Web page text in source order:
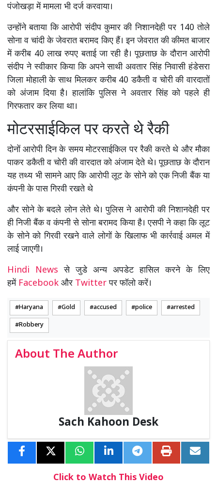
पंजोखड़ा में मामला भी दर्ज करवाया।
उन्होंने बताया कि आरोपी संदीप कुमार की निशानदेही पर 140 तोले
सोना व चांदी के जेवरात बरामद किए हैं। इन जेवरात की कीमत बाजार
में करीब 40 लाख रुपए बताई जा रही है। पूछताछ के दौरान आरोपी
संदीप ने स्वीकार किया कि अपने साथी अवतार सिंह निवासी हंडेसरा
जिला मोहाली के साथ मिलकर करीब 40 डकैती व चोरी की वारदातों
को अंजाम दिया है। हालांकि पुलिस ने अवतार सिंह को पहले ही
गिरफतार कर लिया था।
मोटरसाईकिल पर करते थे रैकी
दोनों आरोपी दिन के समय मोटरसाईकिल पर रैकी करते थे और मौका
पाकर डकैती व चोरी की वारदात को अंजाम देते थे। पूछताछ के दौरान
यह तथ्य भी सामने आए कि आरोपी लूट के सोने को एक निजी बैंक या
कंपनी के पास गिरवी रखते थे
और सोने के बदले लोन लेते थे। पुलिस ने आरोपी की निशानदेही पर
ही निजी बैंक व कंपनी से सोना बरामद किया है। एसपी ने कहा कि लूट
के सोने को गिरवी रखने वाले लोगों के खिलाफ भी कार्रवाई अमल में
लाई जाएगी।
Hindi Newsसे जुडे अन्य अपडेट हासिल करने के लिए
हमें Facebook और Twitterपर फॉलो करें।
Haryana Gold accused police arrested
Robbery
About The Author
Sach Kahoon Desk
Click to Watch This Video